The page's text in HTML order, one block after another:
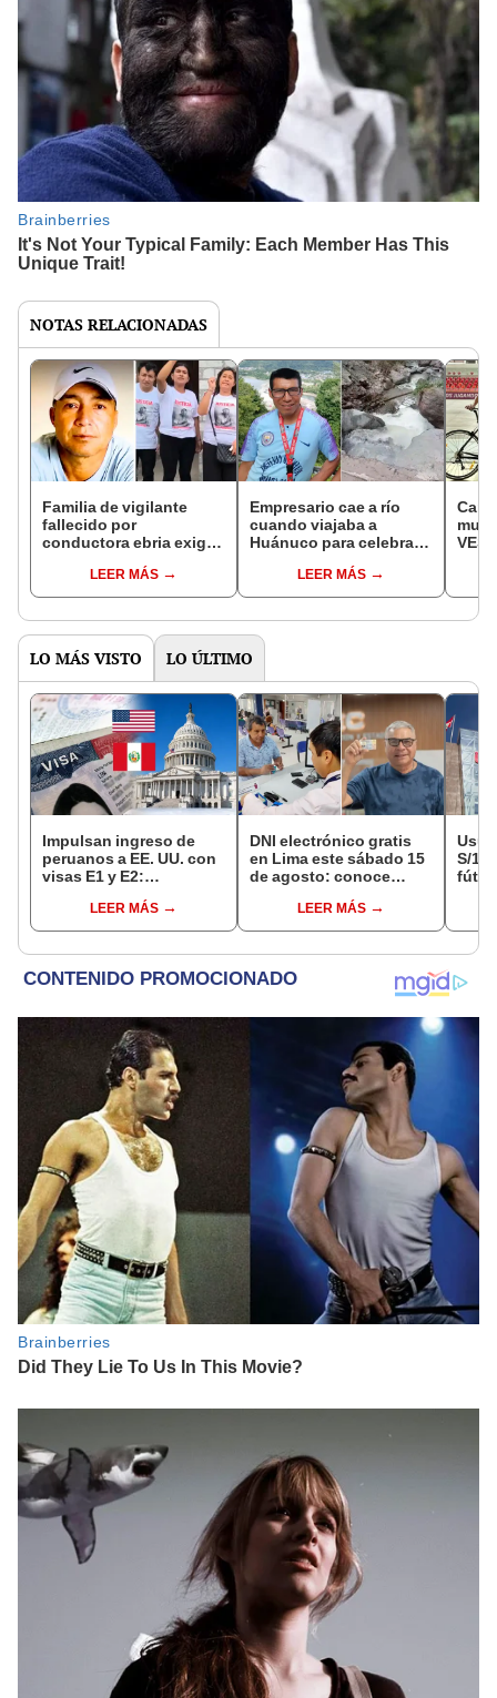
NOTAS RELACIONADAS
Familia de vigilante
fallecido por
conductora ebria exige
Valladares: "No ha
solicitado la prisión
LEER MÁS
Empresario cae a río
cuando viajaba a
Huánuco para celebrar
a su esposa y
progenitora
LEER MÁS
LO MÁS VISTO LO ÚLTIMO
Impulsan ingreso de
peruanos a EE. UU. con
visas E1 y E2:
pymes serían los más
beneficiados
LEER MÁS
DNI electrónico gratis
en Lima este sábado 15
de agosto: conoce
acceder y qué
requisitos deben
LEER MÁS
S/